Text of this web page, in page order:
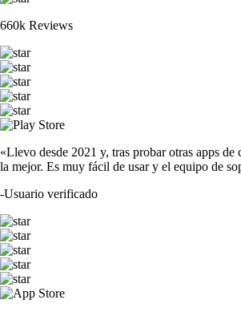
660k Reviews
«Llevo desde 2021 y, tras probar otras apps de
la mejor. Es muy fácil de usar y el equipo de
-Usuario verificado